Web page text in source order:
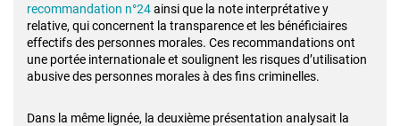
recommandation n°24ainsi que la note interprétative y
relative, qui concernent la transparence et les bénéficiaires
effectifs des personnes morales. Ces recommandations ont
une portée internationale et soulignent les risques d’utilisation
abusive des personnes morales à des fins criminelles.
Dans la même lignée, la deuxième présentation analysait la